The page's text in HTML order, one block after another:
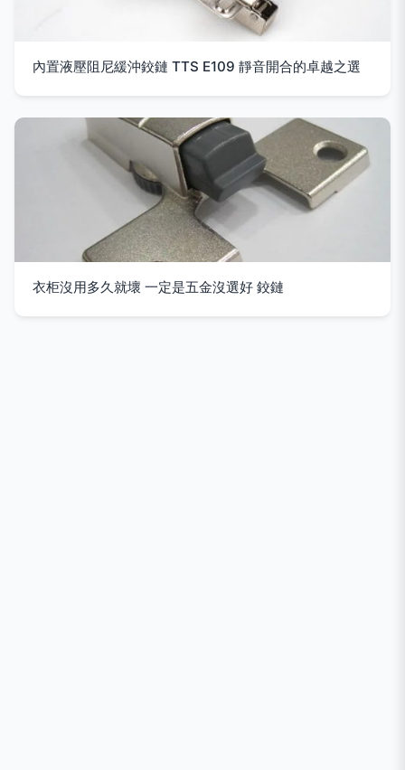
內置液壓阻尼緩沖鉸鏈 TTS E109 靜音開合的卓越之選
衣柜沒用多久就壞 一定是五金沒選好 鉸鏈